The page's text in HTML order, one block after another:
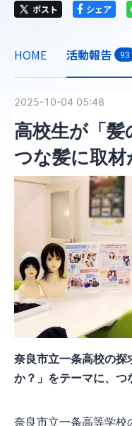
ポスト シェア
HOME 活動報告 93
2025-10-04 05:48
高校生が「髪
つな髪に取
奈良市立一条高校の探
か？」をテーマに、つ
奈良市立一条高等学校